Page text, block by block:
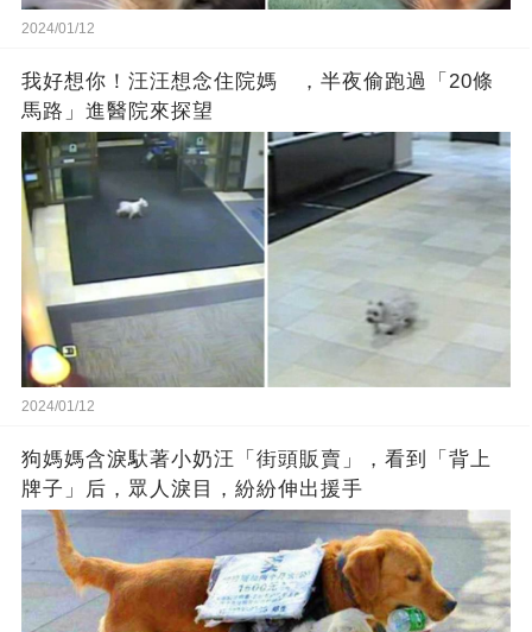
2024/01/12
我好想你！汪汪想念住院媽 ，半夜偷跑過「20條
馬路」進醫院來探望
2024/01/12
狗媽媽含淚馱著小奶汪「街頭販賣」，看到「背上
牌子」后，眾人淚目，紛紛伸出援手